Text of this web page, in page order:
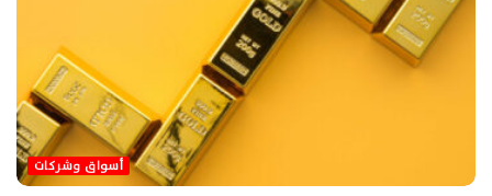
أسواق وشركات